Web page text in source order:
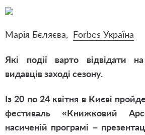
Марія Бєляєва, Forbes Україна
Які події варто відвідати
видавців заході сезону.
Із 20 по 24 квітня в Києві
фестиваль «Книжковий
насиченій програмі –